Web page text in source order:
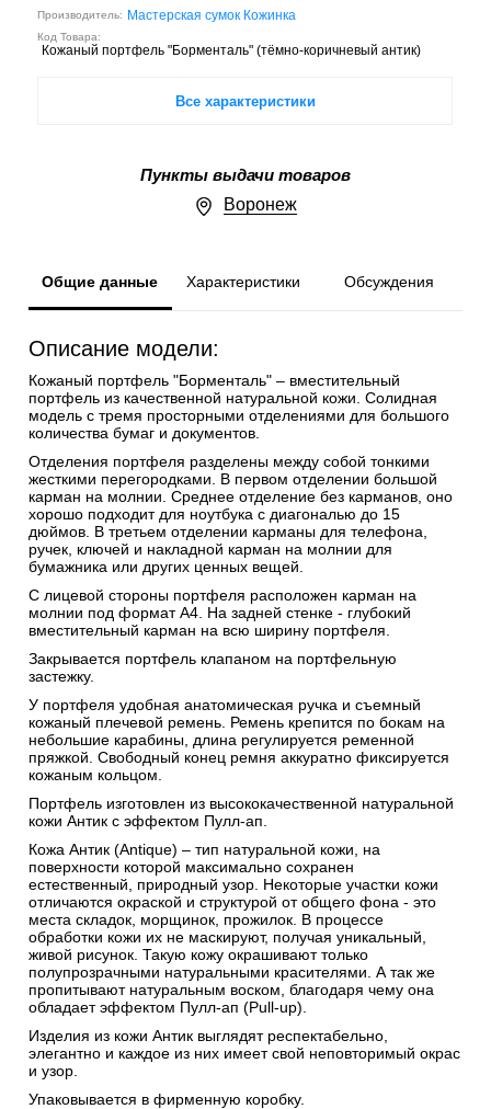
Производитель: Мастерская сумок Кожинка
Код Товара:
Кожаный портфель "Борменталь" (тёмно-коричневый антик)
Все характеристики
Пункты выдачи товаров
Воронеж
Общие данные Характеристики Обсуждения
Описание модели:
Кожаный портфель "Борменталь" – вместительный
портфель из качественной натуральной кожи. Солидная
модель с тремя просторными отделениями для большого
количества бумаг и документов.
Отделения портфеля разделены между собой тонкими
жесткими перегородками. В первом отделении большой
карман на молнии. Среднее отделение без карманов, оно
хорошо подходит для ноутбука с диагональю до 15
дюймов. В третьем отделении карманы для телефона,
ручек, ключей и накладной карман на молнии для
бумажника или других ценных вещей.
С лицевой стороны портфеля расположен карман на
молнии под формат А4. На задней стенке - глубокий
вместительный карман на всю ширину портфеля.
Закрывается портфель клапаном на портфельную
застежку.
У портфеля удобная анатомическая ручка и съемный
кожаный плечевой ремень. Ремень крепится по бокам на
небольшие карабины, длина регулируется ременной
пряжкой. Свободный конец ремня аккуратно фиксируется
кожаным кольцом.
Портфель изготовлен из высококачественной натуральной
кожи Антик c эффектом Пулл-ап.
Кожа Антик (Antique) – тип натуральной кожи, на
поверхности которой максимально сохранен
естественный, природный узор. Некоторые участки кожи
отличаются окраской и структурой от общего фона - это
места складок, морщинок, прожилок. В процессе
обработки кожи их не маскируют, получая уникальный,
живой рисунок. Такую кожу окрашивают только
полупрозрачными натуральными красителями. А так же
пропитывают натуральным воском, благодаря чему она
обладает эффектом Пулл-ап (Pull-up).
Изделия из кожи Антик выглядят респектабельно,
элегантно и каждое из них имеет свой неповторимый окрас
и узор.
Упаковывается в фирменную коробку.